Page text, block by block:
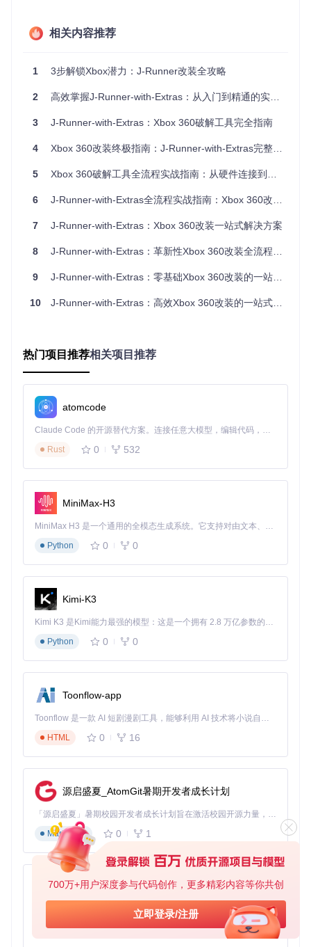
700万+用户深度参与代码创作，更多精彩内容等你共创
立即登录/注册
[核心模块目录]/Classes：包含编程器通信与固件处理逻辑
境，否则可能出现启动失败
如何选择并连接编程器设备？
J-Runner支持多种编程器方案，选择时需考虑你的硬件条件：
MTX-USB编程器：通过USB接口提供稳定连接，适合大多
数改装场景
LPT-XSVF：传统并口连接方式，兼容性较好但需要主板支
连接状态。
如何掌握NAND备份与固件构建核心功能？
安全备份原始NAND
启动软件并连接主机
验证备份文件完整性
至少保存2份备份到不同存储介质
定制固件生成
导入CPU密钥信息
选择改装类型（RGH1.2/RGH3等）
生成目标固件文件
如何执行完整的改装实战流程？
以下是经过验证的标准操作流程：
系统检测阶段
运行设备诊断工具
检查连接稳定性
固件刷写阶段
加载定制固件文件
启动"写入NAND"进程
监控进度条与状态日志
验证阶段
重启主机进入测试模式
检查系统信息与功能完整性
生成改装报告
如何规避改装过程中的风险？
解决方案
重新执行备份，更换存储介
相关内容推荐
1 3步解锁Xbox潜力：J-Runner改装全攻略
2 高效掌握J-Runner-with-Extras：从入门到精通的实践指南
3 J-Runner-with-Extras：Xbox 360破解工具完全指南
4 Xbox 360改装终极指南：J-Runner-with-Extras完整使用教程
5 Xbox 360破解工具全流程实战指南：从硬件连接到固件定制
6 J-Runner-with-Extras全流程实战指南：Xbox 360改装核心技术解析
7 J-Runner-with-Extras：Xbox 360改装一站式解决方案
8 J-Runner-with-Extras：革新性Xbox 360改装全流程实战指南
9 J-Runner-with-Extras：零基础Xbox 360改装的一站式安全可控解决方案
10 J-Runner-with-Extras：高效Xbox 360改装的一站式解决方案
热门项目推荐相关项目推荐
atomcode
Claude Code 的开源替代方案。连接任意大模型，编辑代码，运行命令，自动验证 — 全自动执行。用 Rust 构建，极致性能。 ｜ An open-source alternative to Claude Code. Connect any LLM, edit code, run commands, and verify changes — autonomously. Built in Rust for speed. Get Started
Rust
0 532
MiniMax-H3
MiniMax H3 是一个通用的全模态生成系统。它支持对由文本、图像、视频和音频组成的多模态上下文进行统一理解，并能生成分辨率高达 2K、时长可达 15 秒的带原生立体声音频的视频。得益于面向任务泛化的系统设计，H3 在预训练阶段就已具备广泛的多模态上下文理解与生成能力，能够出色地执行复杂的多模态指令。
Python
0 0
Kimi-K3
Kimi K3 是Kimi能力最强的模型：这是一个拥有 2.8 万亿参数的混合专家（MoE）模型，具备原生视觉理解能力，并支持 100 万 token 的上下文窗口。
Python
0 0
Toonflow-app
Toonflow 是一款 AI 短剧漫剧工具，能够利用 AI 技术将小说自动转化为剧本，并结合 AI 生成的图片和视频，实现高效的短剧创作。借助 Toonflow，可以轻松完成从文字到影像的全流程，让短剧制作变得更加智能与便捷。
HTML
0 16
源启盛夏_AtomGit暑期开发者成长计划
「源启盛夏」暑期校园开发者成长计划旨在激活校园开源力量，通过积分激励、认证扶持、资源倾斜等形式，引导高校组织和开发者完成「入驻 — 建项目 — 做贡献 — 获认证 — 得资源」的完整闭环。无论你是想带领社团入驻平台的组织者，还是希望用代码贡献证明自己的开发者，都能在这里找到属于你的成长路径。
Markdown
0 1
AionUi
免费、本地、开源的 24/7 全天候 Cowork 应用，以及适用于 Gemini CLI、Claude Code、Codex、OpenCode、Qwen Code、Goose CLI、Auggie 等的 OpenClaw | 🌟 喜欢就点star吧
TypeScript
0 6